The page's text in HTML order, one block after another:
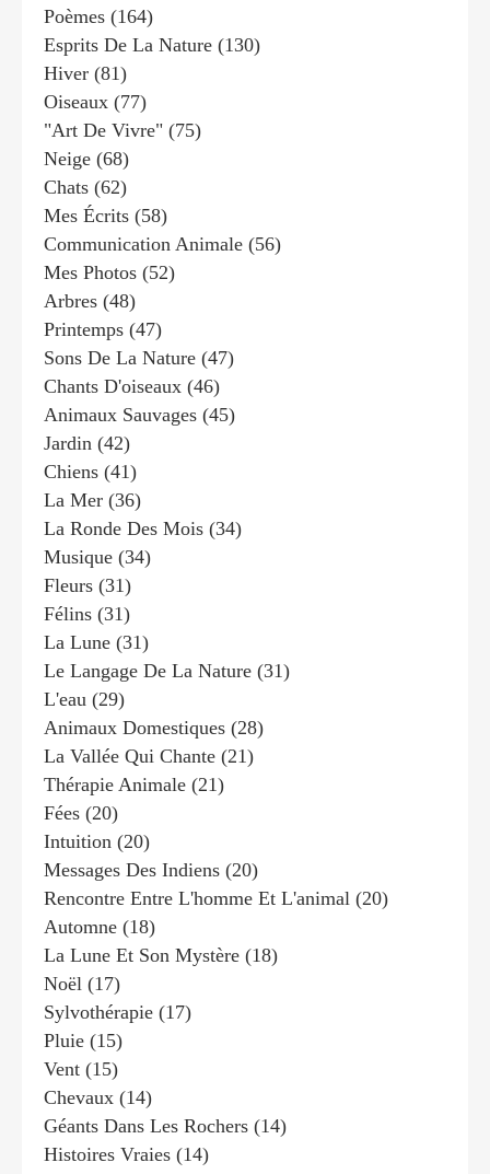
Poèmes (164)
Esprits De La Nature (130)
Hiver (81)
Oiseaux (77)
"art De Vivre" (75)
Neige (68)
Chats (62)
Mes Écrits (58)
Communication Animale (56)
Mes Photos (52)
Arbres (48)
Printemps (47)
Sons De La Nature (47)
Chants D'oiseaux (46)
Animaux Sauvages (45)
Jardin (42)
Chiens (41)
La Mer (36)
La Ronde Des Mois (34)
Musique (34)
Fleurs (31)
Félins (31)
La Lune (31)
Le Langage De La Nature (31)
L'eau (29)
Animaux Domestiques (28)
La Vallée Qui Chante (21)
Thérapie Animale (21)
Fées (20)
Intuition (20)
Messages Des Indiens (20)
Rencontre Entre L'homme Et L'animal (20)
Automne (18)
La Lune Et Son Mystère (18)
Noël (17)
Sylvothérapie (17)
Pluie (15)
Vent (15)
Chevaux (14)
Géants Dans Les Rochers (14)
Histoires Vraies (14)